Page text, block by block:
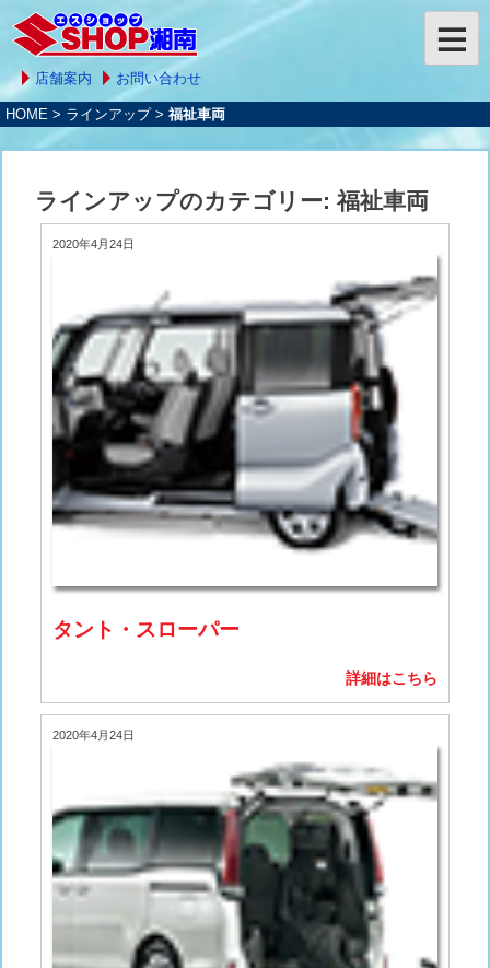
店舗案内 お問い合わせ
HOME > ラインアップ> 福祉車両
ラインアップのカテゴリー:福祉車両
2020年4月24日
タント・スローパー
詳細はこちら
2020年4月24日